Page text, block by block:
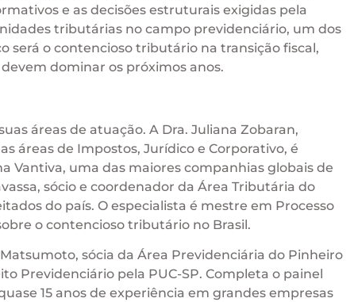
e as decisões estruturais exigidas pela
tributárias no campo previdenciário, um dos
será o contencioso tributário na transição fiscal,
dominar os próximos anos.
áreas de atuação. A Dra. Juliana Zobaran,
áreas de Impostos, Jurídico e Corporativo, é
Vantiva, uma das maiores companhias globais de
sócio e coordenador da Área Tributária do
do país. O especialista é mestre em Processo
o contencioso tributário no Brasil.
sócia da Área Previdenciária do Pinheiro
Previdenciário pela PUC-SP. Completa o painel
15 anos de experiência em grandes empresas